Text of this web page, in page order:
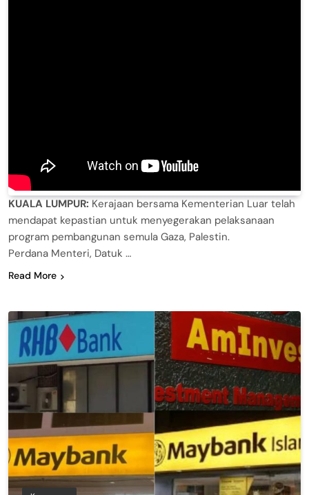
KUALA LUMPUR: Kerajaan bersama Kementerian Luar telah
mendapat kepastian untuk menyegerakan pelaksanaan
program pembangunan semula Gaza, Palestin.
Perdana Menteri, Datuk …
Read More